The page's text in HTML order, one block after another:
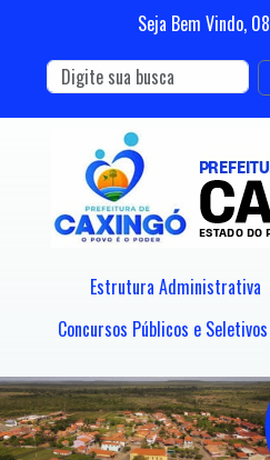
Seja Bem Vindo, 08
Estrutura Administrativa
Concursos Públicos e Seletivos